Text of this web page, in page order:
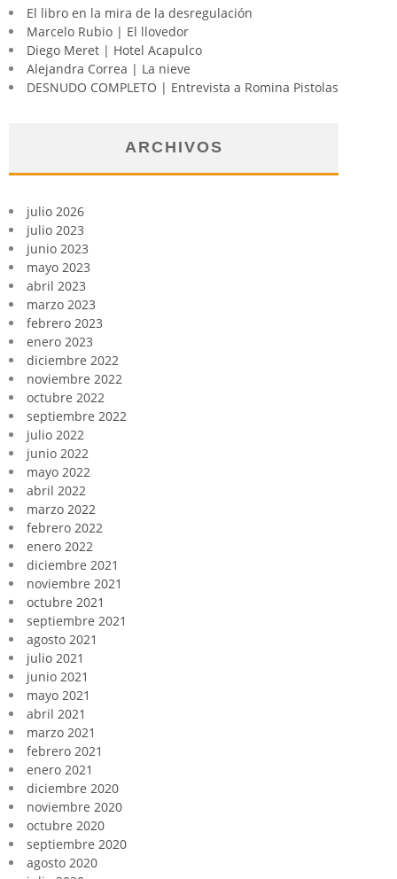
El libro en la mira de la desregulación
Marcelo Rubio | El llovedor
Diego Meret | Hotel Acapulco
Alejandra Correa | La nieve
DESNUDO COMPLETO | Entrevista a Romina Pistolas
ARCHIVOS
julio 2026
julio 2023
junio 2023
mayo 2023
abril 2023
marzo 2023
febrero 2023
enero 2023
diciembre 2022
noviembre 2022
octubre 2022
septiembre 2022
julio 2022
junio 2022
mayo 2022
abril 2022
marzo 2022
febrero 2022
enero 2022
diciembre 2021
noviembre 2021
octubre 2021
septiembre 2021
agosto 2021
julio 2021
junio 2021
mayo 2021
abril 2021
marzo 2021
febrero 2021
enero 2021
diciembre 2020
noviembre 2020
octubre 2020
septiembre 2020
agosto 2020